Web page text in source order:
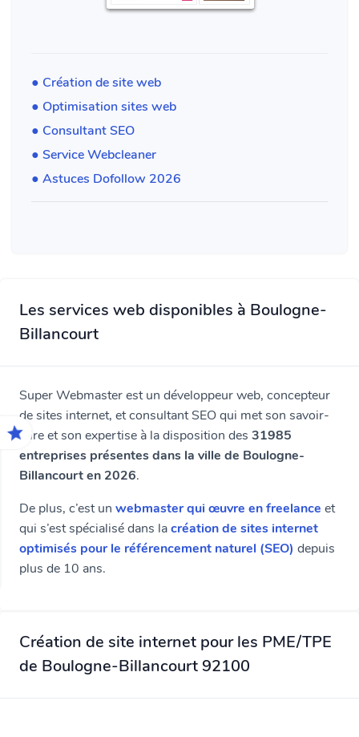
● Création de site web
● Optimisation sites web
● Consultant SEO
● Service Webcleaner
● Astuces Dofollow 2026
Les services web disponibles à Boulogne-
Billancourt
Super Webmaster est un développeur web, concepteur
de sites internet, et consultant SEO qui met son savoir-
faire et son expertise à la disposition des 31985
entreprises présentes dans la ville de Boulogne-
Billancourt en 2026.
De plus, c’est un webmaster qui œuvre en freelance et
qui s’est spécialisé dans lacréation de sites internet
optimisés pour le référencement naturel (SEO) depuis
plus de 10 ans.
Création de site internet pour les PME/TPE
de Boulogne-Billancourt 92100